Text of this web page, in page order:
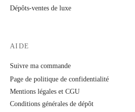
Dépôts-ventes de luxe
AIDE
Suivre ma commande
Page de politique de confidentialité
Mentions légales et CGU
Conditions générales de dépôt